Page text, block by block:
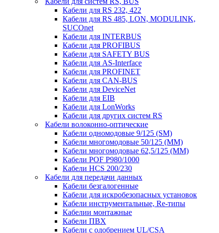
Кабели для RS 232, 422
Кабели для RS 485, LON, MODULINK,
SUCOnet
Кабели для INTERBUS
Кабели для PROFIBUS
Кабели для SAFETY BUS
Кабели для AS-Interface
Кабели для PROFINET
Кабели для CAN-BUS
Кабели для DeviceNet
Кабели для EIB
Кабели для LonWorks
Кабели для других систем RS
Кабели волоконно-оптические
Кабели одномодовые 9/125 (SM)
Кабели многомодовые 50/125 (ММ)
Кабели многомодовые 62,5/125 (ММ)
Кабели POF P980/1000
Кабели HCS 200/230
Кабели для передачи данных
Кабели безгалогенные
Кабели для искробезопасных установок
Кабели инструментальные, Re-типы
Кабелии монтажные
Кабели ПВХ
Кабели с одобрением UL/CSA